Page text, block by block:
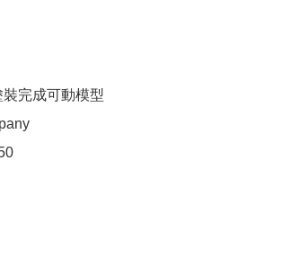
完成可動模型